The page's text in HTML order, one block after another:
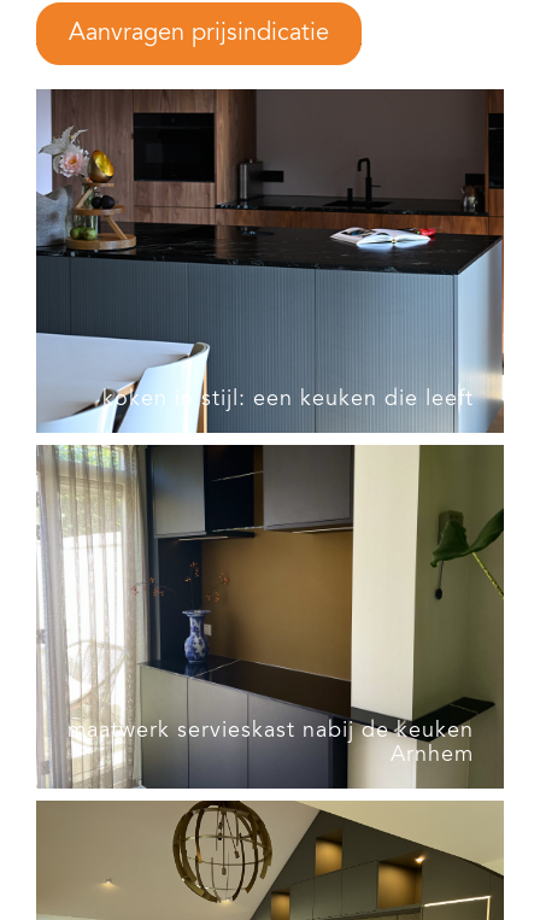
Aanvragen prijsindicatie
koken in stijl: een keuken die leeft
maatwerk servieskast nabij de keuken
Arnhem